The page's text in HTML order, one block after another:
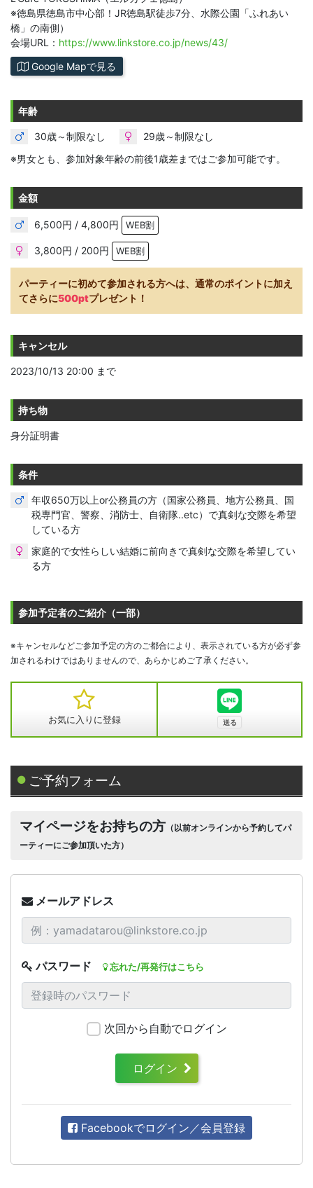
※徳島県徳島市中心部！JR徳島駅徒歩7分、水際公園「ふれあい
橋」の南側）
会場URL： https://www.linkstore.co.jp/news/43/
Google Mapで見る
年齢
30歳～制限なし
29歳～制限なし
※男女とも、参加対象年齢の前後1歳差まではご参加可能です。
金額
6,500円 / 4,800円 WEB割
3,800円 / 200円 WEB割
パーティーに初めて参加される方へは、通常のポイントに加え
てさらに500ptプレゼント！
キャンセル
2023/10/13 20:00 まで
持ち物
身分証明書
条件
年収650万以上or公務員の方（国家公務員、地方公務員、国
税専門官、警察、消防士、自衛隊..etc）で真剣な交際を希望
している方
家庭的で女性らしい結婚に前向きで真剣な交際を希望してい
る方
参加予定者のご紹介（一部）
※キャンセルなどご参加予定の方のご都合により、表示されている方が必ず参
加されるわけではありませんので、あらかじめご了承ください。
お気に入りに登録
ご予約フォーム
マイページをお持ちの方 （以前オンラインから予約してパ
ーティーにご参加頂いた方）
メールアドレス
パスワード 忘れた/再発行はこちら
次回から自動でログイン
ログイン
Facebookでログイン／会員登録